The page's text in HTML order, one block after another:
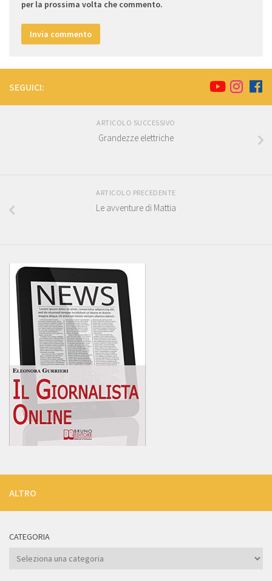
per la prossima volta che commento.
SEGUICI:
ARTICOLO SUCCESSIVO
Grandezze elettriche
ARTICOLO PRECEDENTE
Le avventure di Mattia
ALTRO
CATEGORIA
Categoria